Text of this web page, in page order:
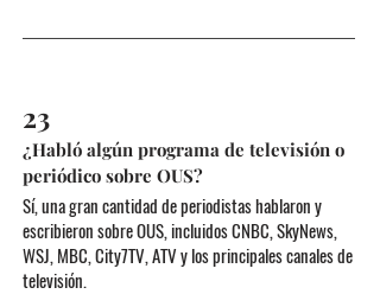
23
¿Habló algún programa de televisión o
periódico sobre OUS?
Sí, una gran cantidad de periodistas hablaron y
escribieron sobre OUS, incluidos CNBC, SkyNews,
WSJ, MBC, City7TV, ATV y los principales canales de
televisión.